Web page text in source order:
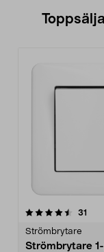
31
Strömbrytare
Strömbrytare
4.5 av 5